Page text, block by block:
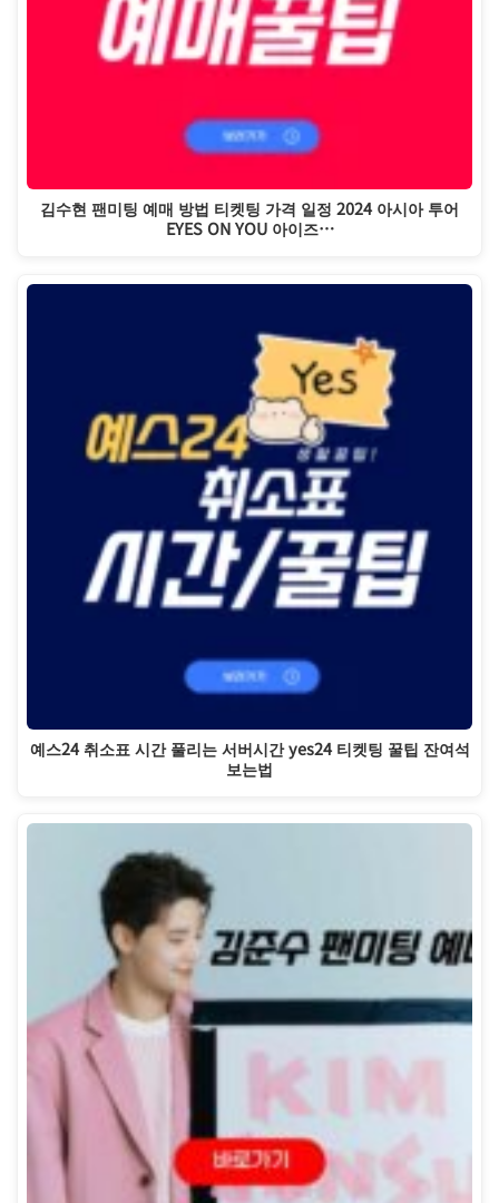
김수현 팬미팅 예매 방법 티켓팅 가격 일정 2024 아시아 투어
EYES ON YOU 아이즈…
예스24 취소표 시간 풀리는 서버시간 yes24 티켓팅 꿀팁 잔여석
보는법